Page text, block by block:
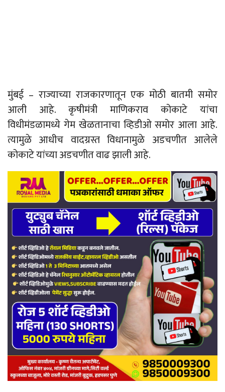
मुंबई – राज्याच्या राजकारणातून एक मोठी बातमी समोर
आली आहे. कृषीमंत्री माणिकराव कोकाटे यांचा
विधीमंडळामध्ये गेम खेळतानाचा व्हिडीओ समोर आला आहे.
त्यामुळे आधीच वादग्रस्त विधानामुळे अडचणीत आलेले
कोकाटे यांच्या अडचणीत वाढ झाली आहे.